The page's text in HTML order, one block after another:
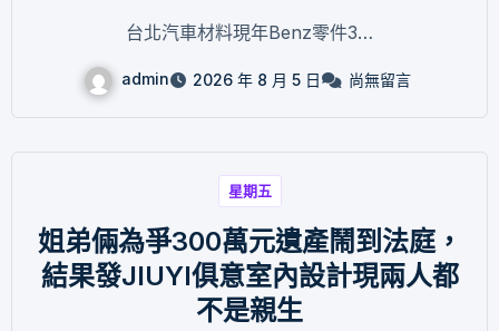
台北汽車材料現年Benz零件3…
admin 2026 年 8 月 5 日 尚無留言
星期五
姐弟倆為爭300萬元遺產鬧到法庭，
結果發JIUYI俱意室內設計現兩人都
不是親生